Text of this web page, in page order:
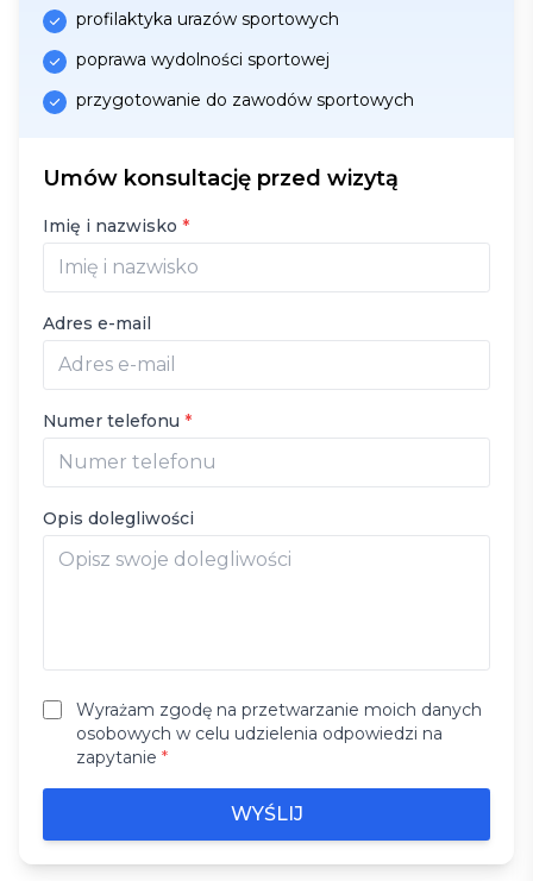
profilaktyka urazów sportowych
poprawa wydolności sportowej
przygotowanie do zawodów sportowych
Umów konsultację przed wizytą
Imię i nazwisko *
Adres e-mail
Numer telefonu *
Opis dolegliwości
Wyrażam zgodę na przetwarzanie moich danych
osobowych w celu udzielenia odpowiedzi na
zapytanie *
WYŚLIJ